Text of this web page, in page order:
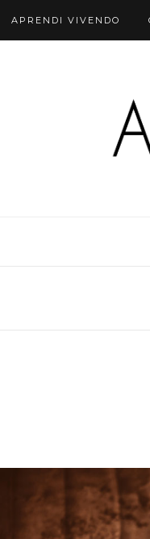
APRENDI VIVENDO